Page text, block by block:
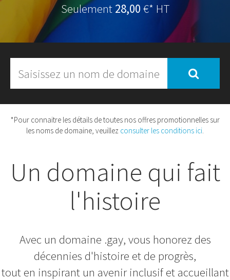
Seulement 28,00 €* HT
*Pour connaitre les détails de toutes nos offres promotionnelles sur
les noms de domaine, veuillez consulter les conditions ici.
Un domaine qui fait
l'histoire
Avec un domaine .gay, vous honorez des
décennies d'histoire et de progrès,
tout en inspirant un avenir inclusif et accueillant